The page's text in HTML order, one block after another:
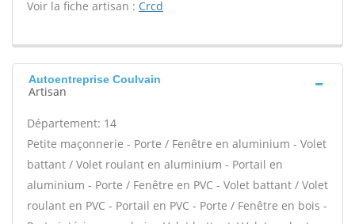
Voir la fiche artisan : Crcd
Autoentreprise Coulvain
Artisan
Département: 14
Petite maçonnerie - Porte / Fenêtre en aluminium - Volet
battant / Volet roulant en aluminium - Portail en
aluminium - Porte / Fenêtre en PVC - Volet battant / Volet
roulant en PVC - Portail en PVC - Porte / Fenêtre en bois -